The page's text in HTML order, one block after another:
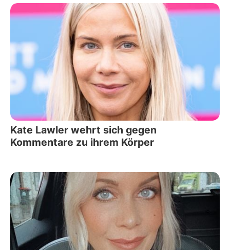
Kate Lawler wehrt sich gegen
Kommentare zu ihrem Körper